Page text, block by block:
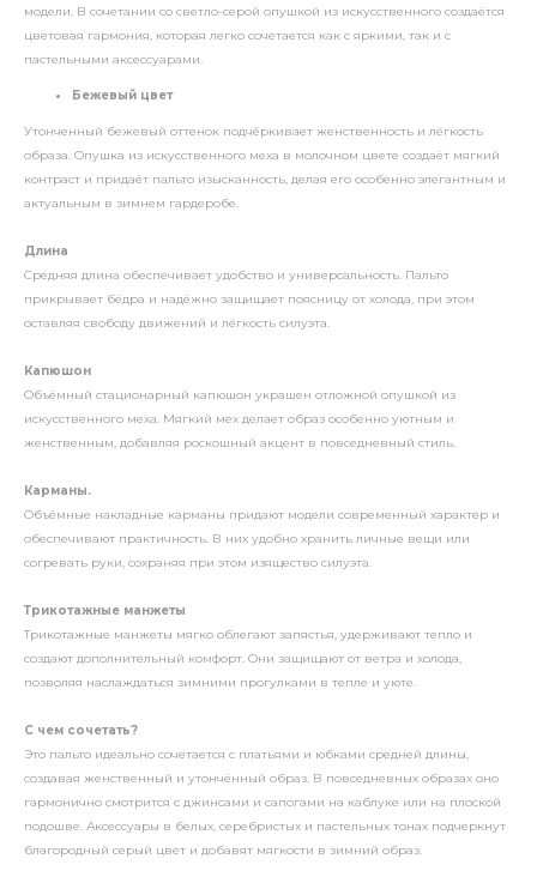
модели. В сочетании со светло-серой опушкой из искусственного создаётся
цветовая гармония, которая легко сочетается как с яркими, так и с
пастельными аксессуарами.
Бежевый цвет
Утонченный бежевый оттенок подчёркивает женственность и лёгкость
образа. Опушка из искусственного меха в молочном цвете создаёт мягкий
контраст и придаёт пальто изысканность, делая его особенно элегантным и
актуальным в зимнем гардеробе.
Длина
Средняя длина обеспечивает удобство и универсальность. Пальто
прикрывает бёдра и надёжно защищает поясницу от холода, при этом
оставляя свободу движений и лёгкость силуэта.
Капюшон
Объёмный стационарный капюшон украшен отложной опушкой из
искусственного меха. Мягкий мех делает образ особенно уютным и
женственным, добавляя роскошный акцент в повседневный стиль.
Карманы.
Объёмные накладные карманы придают модели современный характер и
обеспечивают практичность. В них удобно хранить личные вещи или
согревать руки, сохраняя при этом изящество силуэта.
Трикотажные манжеты
Трикотажные манжеты мягко облегают запястья, удерживают тепло и
создают дополнительный комфорт. Они защищают от ветра и холода,
позволяя наслаждаться зимними прогулками в тепле и уюте.
С чем сочетать?
Это пальто идеально сочетается с платьями и юбками средней длины,
создавая женственный и утончённый образ. В повседневных образах оно
гармонично смотрится с джинсами и сапогами на каблуке или на плоской
подошве. Аксессуары в белых, серебристых и пастельных тонах подчеркнут
благородный серый цвет и добавят мягкости в зимний образ.